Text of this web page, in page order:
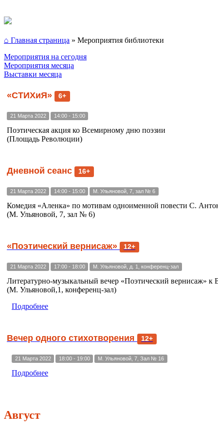
⌂ Главная страница » Мероприятия библиотеки
Мероприятия на сегодня
Мероприятия месяца
Выставки месяца
«СТИХиЯ» 6+
21 Марта 2022 14:00 - 15:00
Поэтическая акция ко Всемирному дню поэзии
(Площадь Революции)
Дневной сеанс 16+
21 Марта 2022 14:00 - 15:00 М. Ульяновой, 7, зал № 6
Комедия «Аленка» по мотивам одноименной повести С.
(М. Ульяновой, 7, зал № 6)
«Поэтический вернисаж» 12+
21 Марта 2022 17:00 - 18:00 М. Ульяновой, д. 1, конференц-зал
Литературно-музыкальный вечер «Поэтический вернисаж»
(М. Ульяновой,1, конференц-зал)
Подробнее
Вечер одного стихотворения 12+
21 Марта 2022 18:00 - 19:00 М. Ульяновой, 7, Зал № 16
Подробнее
Август